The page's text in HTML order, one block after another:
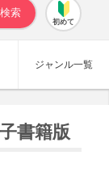
初めて
ジャンル一覧
書籍版